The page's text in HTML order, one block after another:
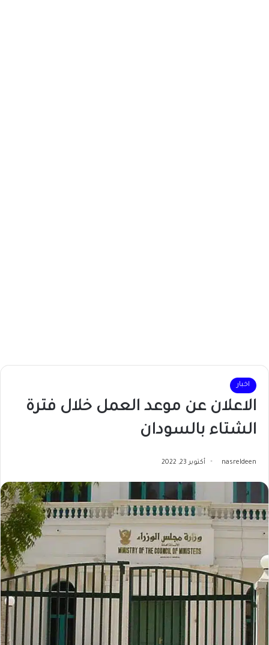
اخبار
الاعلان عن موعد العمل خلال فترة
الشتاء بالسودان
nasreldeen أكتوبر 23, 2022